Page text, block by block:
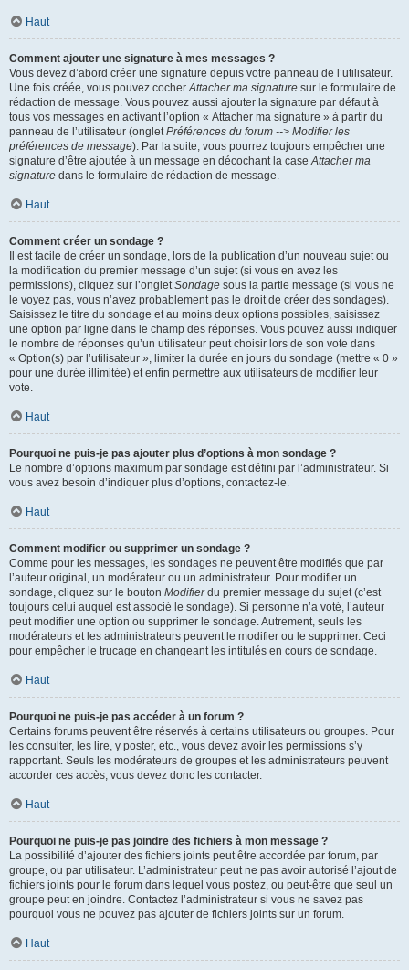
Haut
Comment ajouter une signature à mes messages ?
Vous devez d’abord créer une signature depuis votre panneau de l’utilisateur.
Une fois créée, vous pouvez cocherAttacher ma signature sur le formulaire de
rédaction de message. Vous pouvez aussi ajouter la signature par défaut à
tous vos messages en activant l’option « Attacher ma signature » à partir du
panneau de l’utilisateur (ongletPréférences du forum --> Modifier les
préférences de message). Par la suite, vous pourrez toujours empêcher une
signature d’être ajoutée à un message en décochant la caseAttacher ma
signature dans le formulaire de rédaction de message.
Haut
Comment créer un sondage ?
Il est facile de créer un sondage, lors de la publication d’un nouveau sujet ou
la modification du premier message d’un sujet (si vous en avez les
permissions), cliquez sur l’ongletSondage sous la partie message (si vous ne
le voyez pas, vous n’avez probablement pas le droit de créer des sondages).
Saisissez le titre du sondage et au moins deux options possibles, saisissez
une option par ligne dans le champ des réponses. Vous pouvez aussi indiquer
le nombre de réponses qu’un utilisateur peut choisir lors de son vote dans
« Option(s) par l’utilisateur », limiter la durée en jours du sondage (mettre « 0 »
pour une durée illimitée) et enfin permettre aux utilisateurs de modifier leur
vote.
Haut
Pourquoi ne puis-je pas ajouter plus d’options à mon sondage ?
Le nombre d’options maximum par sondage est défini par l’administrateur. Si
vous avez besoin d’indiquer plus d’options, contactez-le.
Haut
Comment modifier ou supprimer un sondage ?
Comme pour les messages, les sondages ne peuvent être modifiés que par
l’auteur original, un modérateur ou un administrateur. Pour modifier un
sondage, cliquez sur le bouton Modifierdu premier message du sujet (c’est
toujours celui auquel est associé le sondage). Si personne n’a voté, l’auteur
peut modifier une option ou supprimer le sondage. Autrement, seuls les
modérateurs et les administrateurs peuvent le modifier ou le supprimer. Ceci
pour empêcher le trucage en changeant les intitulés en cours de sondage.
Haut
Pourquoi ne puis-je pas accéder à un forum ?
Certains forums peuvent être réservés à certains utilisateurs ou groupes. Pour
les consulter, les lire, y poster, etc., vous devez avoir les permissions s’y
rapportant. Seuls les modérateurs de groupes et les administrateurs peuvent
accorder ces accès, vous devez donc les contacter.
Haut
Pourquoi ne puis-je pas joindre des fichiers à mon message ?
La possibilité d’ajouter des fichiers joints peut être accordée par forum, par
groupe, ou par utilisateur. L’administrateur peut ne pas avoir autorisé l’ajout de
fichiers joints pour le forum dans lequel vous postez, ou peut-être que seul un
groupe peut en joindre. Contactez l’administrateur si vous ne savez pas
pourquoi vous ne pouvez pas ajouter de fichiers joints sur un forum.
Haut